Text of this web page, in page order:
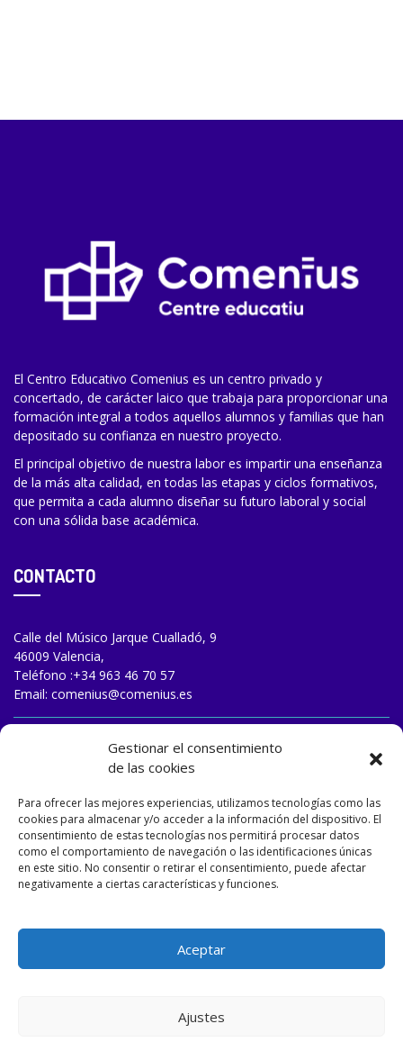
Gestionar el consentimiento
de las cookies
Para ofrecer las mejores experiencias, utilizamos tecnologías como las
cookies para almacenar y/o acceder a la información del dispositivo. El
consentimiento de estas tecnologías nos permitirá procesar datos
como el comportamiento de navegación o las identificaciones únicas
en este sitio. No consentir o retirar el consentimiento, puede afectar
negativamente a ciertas características y funciones.
Aceptar
Ajustes
El Centro Educativo Comenius es un centro privado y
concertado, de carácter laico que trabaja para proporcionar una
formación integral a todos aquellos alumnos y familias que han
depositado su confianza en nuestro proyecto.
El principal objetivo de nuestra labor es impartir una enseñanza
de la más alta calidad, en todas las etapas y ciclos formativos,
que permita a cada alumno diseñar su futuro laboral y social
con una sólida base académica.
CONTACTO
Calle del Músico Jarque Cualladó, 9
46009 Valencia,
Teléfono :+34 963 46 70 57
Email: comenius@comenius.es
TRABAJA CON NOSOTROS
Designed and developed by